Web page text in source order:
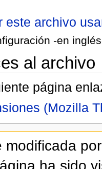
este archivo
-en
al archivo
página
(Mozilla
modificada
ha sido